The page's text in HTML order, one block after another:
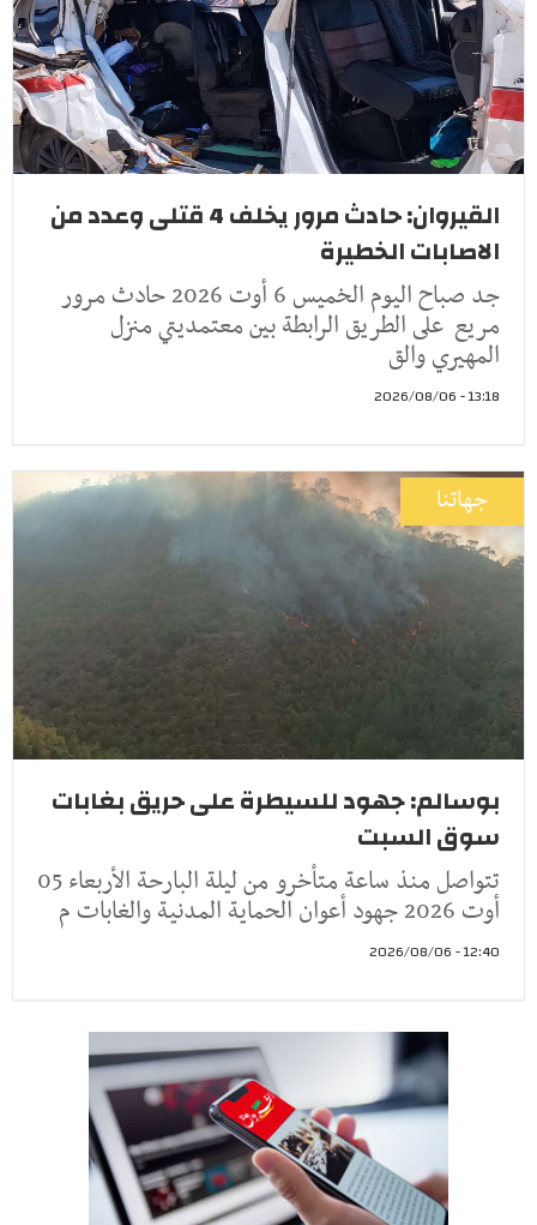
القيروان: حادث مرور يخلف 4 قتلى وعدد من
الاصابات الخطيرة
جد صباح اليوم الخميس 6 أوت 2026 حادث مرور
مريع على الطريق الرابطة بين معتمديتي منزل
المهيري والق
13:18 - 2026/08/06
جهاتنا
بوسالم: جهود للسيطرة على حريق بغابات
سوق السبت
تتواصل منذ ساعة متأخرو من ليلة البارحة الأربعاء 05
أوت 2026 جهود أعوان الحماية المدنية والغابات م
12:40 - 2026/08/06